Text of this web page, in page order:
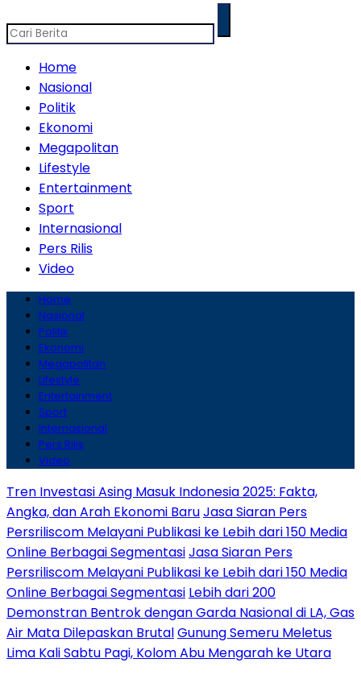
Home
Nasional
Politik
Ekonomi
Megapolitan
Lifestyle
Entertainment
Sport
Internasional
Pers Rilis
Video
Home
Nasional
Politik
Ekonomi
Megapolitan
Lifestyle
Entertainment
Sport
Internasional
Pers Rilis
Video
Tren Investasi Asing Masuk Indonesia 2025: Fakta,
Angka, dan Arah Ekonomi BaruJasa Siaran Pers
Persriliscom Melayani Publikasi ke Lebih dari 150 Media
Online Berbagai SegmentasiJasa Siaran Pers
Persriliscom Melayani Publikasi ke Lebih dari 150 Media
Online Berbagai Segmentasi Lebih dari 200
Demonstran Bentrok dengan Garda Nasional di LA, Gas
Air Mata Dilepaskan BrutalGunung Semeru Meletus
Lima Kali Sabtu Pagi, Kolom Abu Mengarah ke Utara